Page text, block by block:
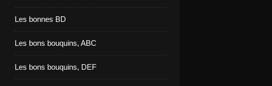
Les bonnes BD
Les bons bouquins, ABC
Les bons bouquins, DEF